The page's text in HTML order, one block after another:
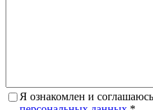
Я ознакомлен и